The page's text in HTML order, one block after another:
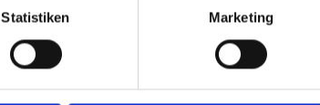
Statistiken Marketing